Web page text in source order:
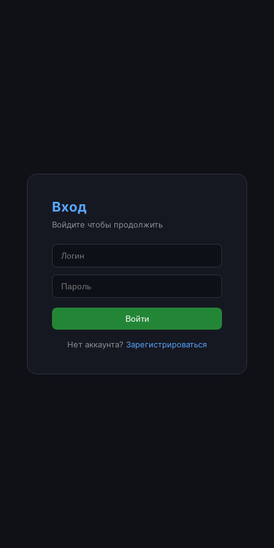
Вход
Войдите чтобы продолжить
Войти
Нет аккаунта? Зарегистрироваться